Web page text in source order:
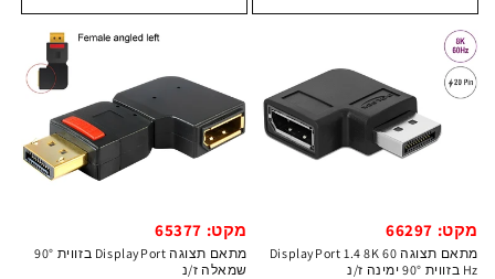
מקט: 66297
מתאם תצוגה DisplayPort 1.4 8K 60
Hz בזווית 90° ימינה ז/נ
מקט: 65377
מתאם תצוגה DisplayPort בזווית 90°
שמאלה ז/נ